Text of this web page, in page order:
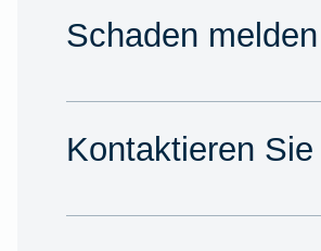
Schaden melden
Kontaktieren